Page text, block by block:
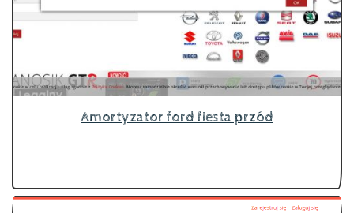
Amortyzator ford fiesta przód